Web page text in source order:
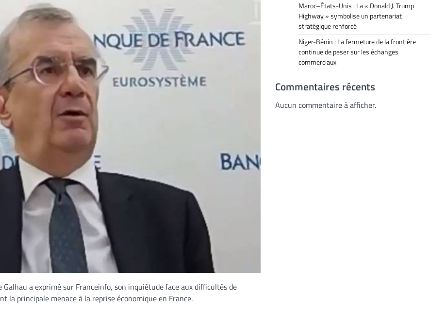
a exprimé sur Franceinfo, son inquiétude face aux difficultés de
principale menace à la reprise économique en France.
Maroc–États-Unis : La « Donald J. Trump
Highway » symbolise un partenariat
stratégique renforcé
Niger-Bénin : La fermeture de la frontière
continue de peser sur les échanges
commerciaux
Commentaires récents
Aucun commentaire à afficher.